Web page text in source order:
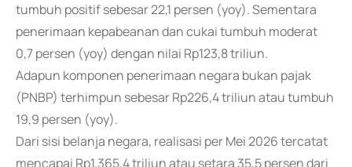
tumbuh positif sebesar 22,1 persen (yoy). Sementara
penerimaan kepabeanan dan cukai tumbuh moderat
0,7 persen (yoy) dengan nilai Rp123,8 triliun.
Adapun komponen penerimaan negara bukan pajak
(PNBP) terhimpun sebesar Rp226,4 triliun atau tumbuh
19,9 persen (yoy).
Dari sisi belanja negara, realisasi per Mei 2026 tercatat
mencapai Rp1.365,4 triliun atau setara 35,5 persen dari